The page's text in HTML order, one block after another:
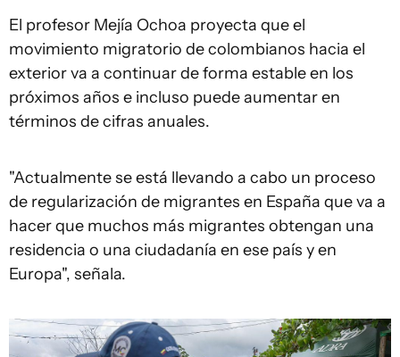
El profesor Mejía Ochoa proyecta que el
movimiento migratorio de colombianos hacia el
exterior va a continuar de forma estable en los
próximos años e incluso puede aumentar en
términos de cifras anuales.
"Actualmente se está llevando a cabo un proceso
de regularización de migrantes en España que va a
hacer que muchos más migrantes obtengan una
residencia o una ciudadanía en ese país y en
Europa", señala.